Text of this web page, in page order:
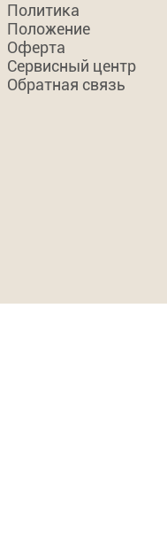
Политика
Положение
Оферта
Сервисный центр
Обратная связь